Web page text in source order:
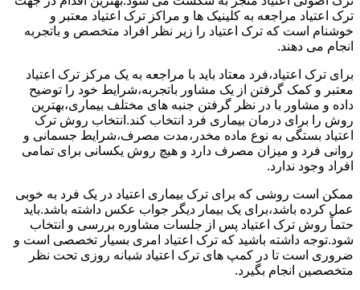
ترک اعتیاد مراجعه به کلینیک ها و مراکز ترک اعتیاد معتبر و
خوشنام است که ترک اعتیاد را زیر نظر افراد متخصص و باتجربه
انجام می دهند.
برای ترک اعتیاد،فرد معتاد باید با مراجعه به یک مرکز ترک اعتیاد
معتبر و کمک گرفتن از یک مشاور باتجربه،شرایط خود را توضیح
داده و مشاور با در نظر گرفتن جنبه های مختلف بیماری،بهترین
روش را برای درمان بیماری فرد انتخاب کند.انتخاب روش ترک
اعتیاد بستگی به نوع ماده مخدر،مدت مصرف،شرایط جسمانی و
روانی فرد و میزان مصرف دارد و هیچ روش یکسانی برای تمامی
افراد وجود ندارد.
ممکن است روشی که برای ترک بیماری اعتیاد در یک فرد به خوبی
عمل کرده باشد،برای یک بیمار دیگر جواب عکس داشته باشد.باید
حتماً روش ترک اعتیاد پس از جلسات مشاوره بررسی و انتخاب
شود.توجه داشته باشید که ترک اعتیاد امری بسیار تخصصی است و
ضروری است تا در کمپ های ترک اعتیاد شبانه روزی تحت نظر
متخصصین انجام بگیرد.